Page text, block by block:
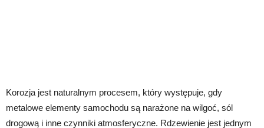
Korozja jest naturalnym procesem, który występuje, gdy
metalowe elementy samochodu są narażone na wilgoć, sól
drogową i inne czynniki atmosferyczne. Rdzewienie jest jednym